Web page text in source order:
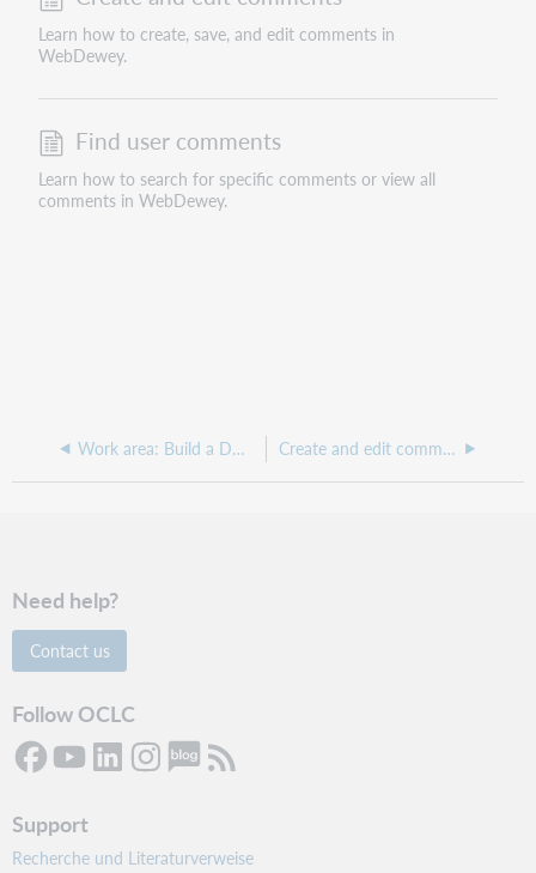
Learn how to create, save, and edit comments in
WebDewey.
Find user comments
Learn how to search for specific comments or view all
comments in WebDewey.
Work area: Build a DDC number Create and edit comments
Need help?
Contact us
Follow OCLC
Support
Recherche und Literaturverweise